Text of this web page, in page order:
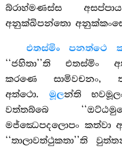
බ්රාහ්මණස්ස
අනුක්ඛිපන්තො
එතස්මිං පනත්ථෙ
‘‘ජහිතා’’ති එතස්මිං
කරණෙ සාමිවචනං,
අත්ථො. මූලන්ති භවමූලං.
වත්තබ්බෙ
මජ්ඣෙපදලොපං කත්වා
‘‘තාලාවත්ථුකතා’’ති